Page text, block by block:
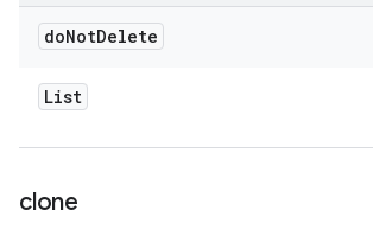
doNotDelete
List
clone